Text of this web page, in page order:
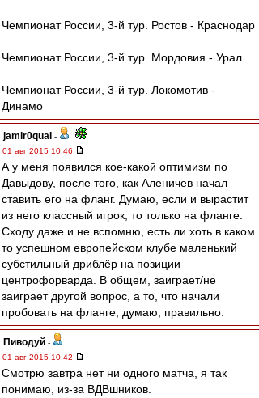
Чемпионат России, 3-й тур. Ростов - Краснодар
Чемпионат России, 3-й тур. Мордовия - Урал
Чемпионат России, 3-й тур. Локомотив -
Динамо
jamir0quai -
01 авг 2015 10:46
А у меня появился кое-какой оптимизм по
Давыдову, после того, как Аленичев начал
ставить его на фланг. Думаю, если и вырастит
из него классный игрок, то только на фланге.
Сходу даже и не вспомню, есть ли хоть в каком
то успешном европейском клубе маленький
субстильный дриблёр на позиции
центрофорварда. В общем, заиграет/не
заиграет другой вопрос, а то, что начали
пробовать на фланге, думаю, правильно.
Пиводуй -
01 авг 2015 10:42
Смотрю завтра нет ни одного матча, я так
понимаю, из-за ВДВшников.